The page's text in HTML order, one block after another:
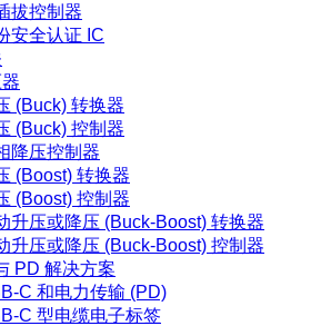
拔控制器
安全认证 IC
(Buck) 转换器
(Buck) 控制器
降压控制器
(Boost) 转换器
(Boost) 控制器
升压或降压 (Buck-Boost) 转换器
升压或降压 (Buck-Boost) 控制器
PD 解决方案
C 和电力传输 (PD)
C 型电缆电子标签